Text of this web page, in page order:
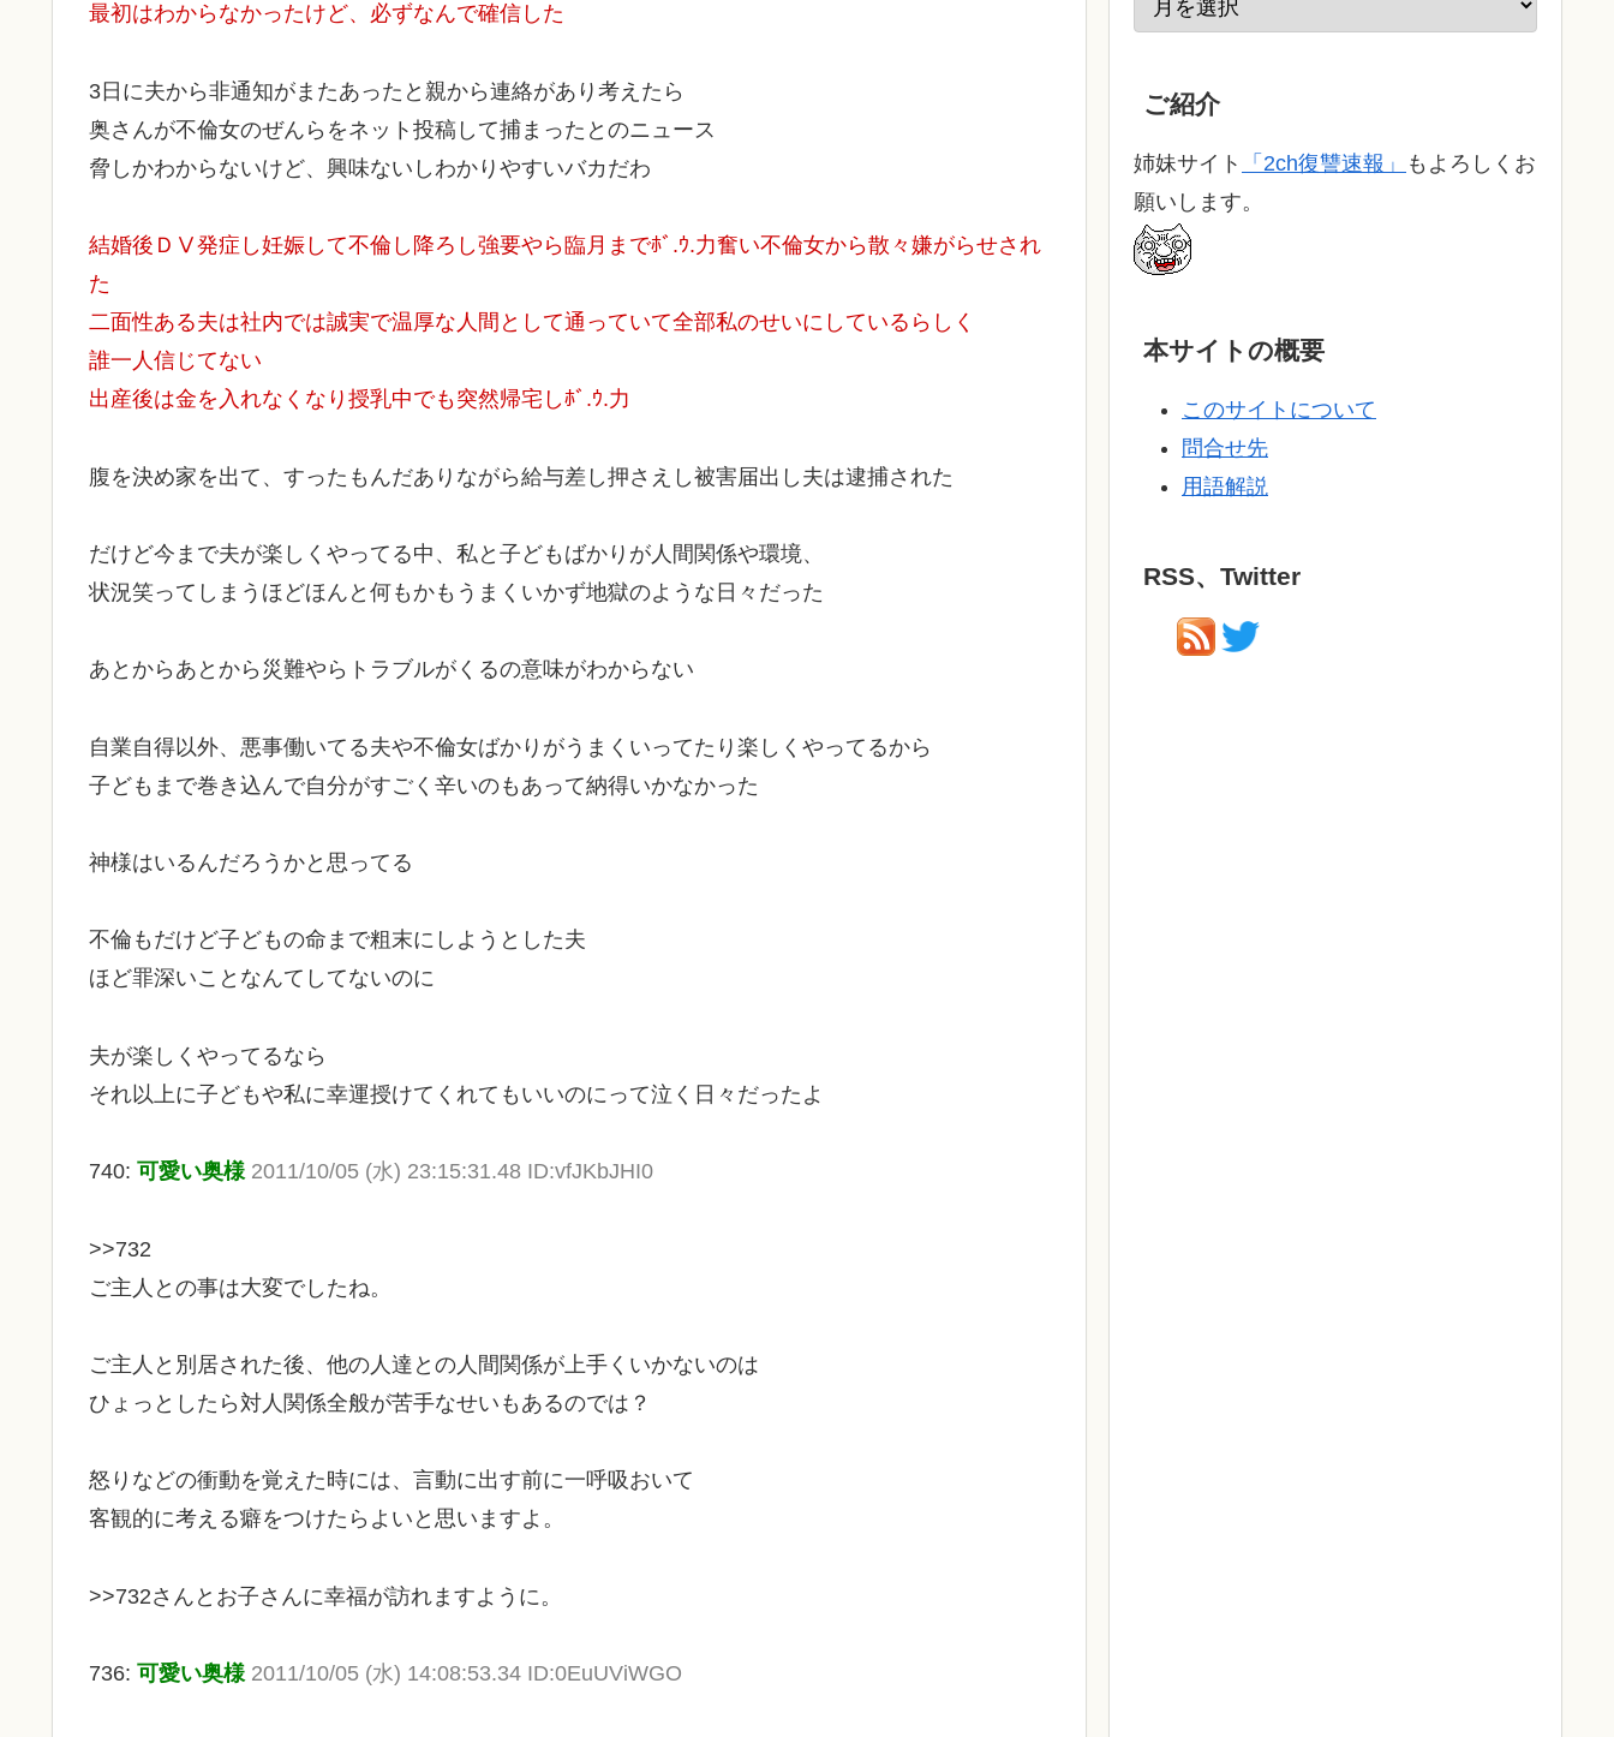
最初はわからなかったけど、必ずなんで確信した
3日に夫から非通知がまたあったと親から連絡があり考えたら
奥さんが不倫女のぜんらをネット投稿して捕まったとのニュース
脅しかわからないけど、興味ないしわかりやすいバカだわ
結婚後ＤⅤ発症し妊娠して不倫し降ろし強要やら臨月までﾎﾞ.ｳ.力奮い不倫女から散々嫌がらせされ
た
二面性ある夫は社内では誠実で温厚な人間として通っていて全部私のせいにしているらしく
誰一人信じてない
出産後は金を入れなくなり授乳中でも突然帰宅しﾎﾞ.ｳ.力
腹を決め家を出て、すったもんだありながら給与差し押さえし被害届出し夫は逮捕された
だけど今まで夫が楽しくやってる中、私と子どもばかりが人間関係や環境、
状況笑ってしまうほどほんと何もかもうまくいかず地獄のような日々だった
あとからあとから災難やらトラブルがくるの意味がわからない
自業自得以外、悪事働いてる夫や不倫女ばかりがうまくいってたり楽しくやってるから
子どもまで巻き込んで自分がすごく辛いのもあって納得いかなかった
神様はいるんだろうかと思ってる
不倫もだけど子どもの命まで粗末にしようとした夫
ほど罪深いことなんてしてないのに
夫が楽しくやってるなら
それ以上に子どもや私に幸運授けてくれてもいいのにって泣く日々だったよ
740: 可愛い奥様 2011/10/05 (水) 23:15:31.48 ID:vfJKbJHI0
>>732
ご主人との事は大変でしたね。
ご主人と別居された後、他の人達との人間関係が上手くいかないのは
ひょっとしたら対人関係全般が苦手なせいもあるのでは？
怒りなどの衝動を覚えた時には、言動に出す前に一呼吸おいて
客観的に考える癖をつけたらよいと思いますよ。
>>732さんとお子さんに幸福が訪れますように。
736: 可愛い奥様 2011/10/05 (水) 14:08:53.34 ID:0EuUViWGO
ご紹介
姉妹サイト 「2ch復讐速報」
もよろしくお
願いします。
本サイトの概要
このサイトについて
問合せ先
用語解説
RSS、Twitter